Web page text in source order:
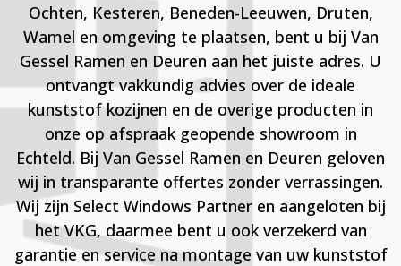
Ochten, Kesteren, Beneden-Leeuwen, Druten,
Wamel en omgeving te plaatsen, bent u bij Van
Gessel Ramen en Deuren aan het juiste adres. U
ontvangt vakkundig advies over de ideale
kunststof kozijnen en de overige producten in
onze op afspraak geopende showroom in
Echteld. Bij Van Gessel Ramen en Deuren geloven
wij in transparante offertes zonder verrassingen.
Wij zijn Select Windows Partner en aangeloten bij
het VKG, daarmee bent u ook verzekerd van
garantie en service na montage van uw kunststof